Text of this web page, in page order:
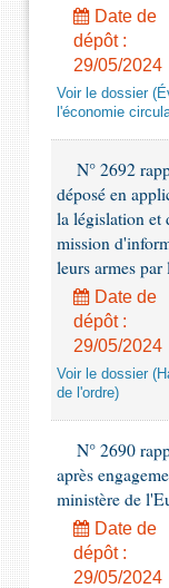
Date de
dépôt :
29/05/2024
Voir le dossier
l'économie
N° 2692
déposé en
la législation et
mission
leurs armes
Date de
dépôt :
29/05/2024
Voir le dossier
de l'ordre)
N° 2690
après
ministère de
Date de
dépôt :
29/05/2024